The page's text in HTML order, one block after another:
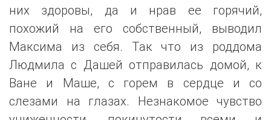
них здоровы, да и нрав ее горячий,
похожий на его собственный, выводил
Максима из себя. Так что из роддома
Людмила с Дашей отправилась домой, к
Ване и Маше, с горем в сердце и со
слезами на глазах. Незнакомое чувство